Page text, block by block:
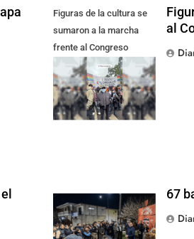
Figuras de la cultura se
sumaron a la marcha
frente al Congreso
contra la Ley de
Propiedad Privada
al
67